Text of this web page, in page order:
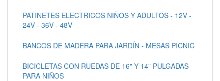
PATINETES ELECTRICOS NIÑOS Y ADULTOS - 12V -
24V - 36V - 48V
BANCOS DE MADERA PARA JARDÍN - MESAS PICNIC
BICICLETAS CON RUEDAS DE 16" Y 14" PULGADAS
PARA NIÑOS